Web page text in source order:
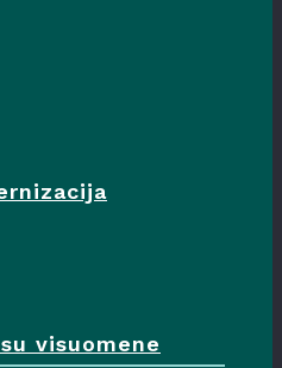
visuomene